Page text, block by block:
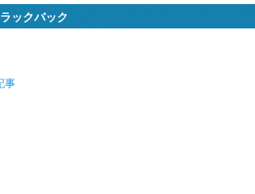
ラックバック
事